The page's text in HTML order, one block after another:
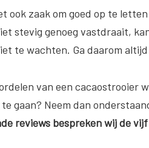
ook zaak om goed op te
stevig genoeg vastdraait,
te wachten. Ga daarom
van een cacaostrooier
te gaan? Neem dan
reviews bespreken wij de